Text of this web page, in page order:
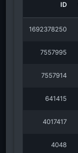
ID
1692378250
7557995
7557914
641415
4017417
4048